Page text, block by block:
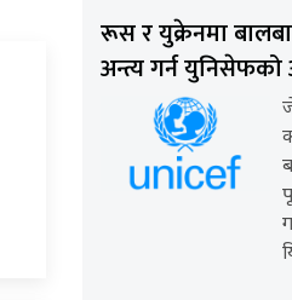
रूस र युक्रेनमा
अन्त्य गर्न युनिसेफको